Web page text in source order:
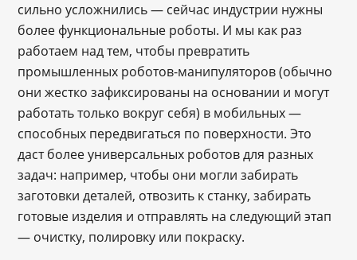
сильно усложнились ― сейчас индустрии нужны
более функциональные роботы. И мы как раз
работаем над тем, чтобы превратить
промышленных роботов-манипуляторов (обычно
они жестко зафиксированы на основании и могут
работать только вокруг себя) в мобильных —
способных передвигаться по поверхности. Это
даст более универсальных роботов для разных
задач: например, чтобы они могли забирать
заготовки деталей, отвозить к станку, забирать
готовые изделия и отправлять на следующий этап
— очистку, полировку или покраску.